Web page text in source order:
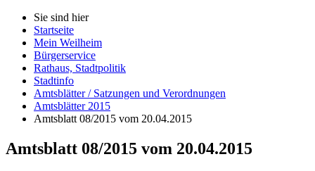
Sie sind hier
Startseite
Mein Weilheim
Bürgerservice
Rathaus, Stadtpolitik
Stadtinfo
Amtsblätter / Satzungen und Verordnungen
Amtsblätter 2015
Amtsblatt 08/2015 vom 20.04.2015
Amtsblatt 08/2015 vom 20.04.2015